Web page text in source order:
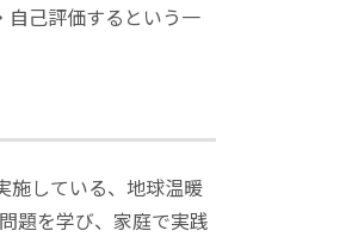
自己評価するという一
施している、地球温暖
題を学び、家庭で実践